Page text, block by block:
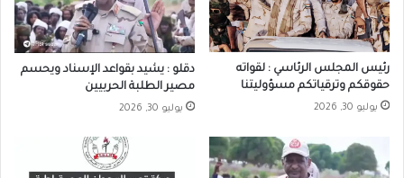
رئيس المجلس الرئاسي : لقواته
حقوقكم وترقياتكم مسؤوليتنا
يوليو 30, 2026
دقلو : يشيد بقواعد الإسناد ويحسم
مصير الطلبة الحربيين
يوليو 30, 2026